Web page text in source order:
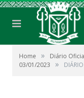
Home » Diário
03/01/2023
»